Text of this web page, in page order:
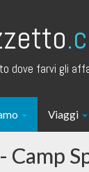
dove farvi gli
Viaggi
Camp